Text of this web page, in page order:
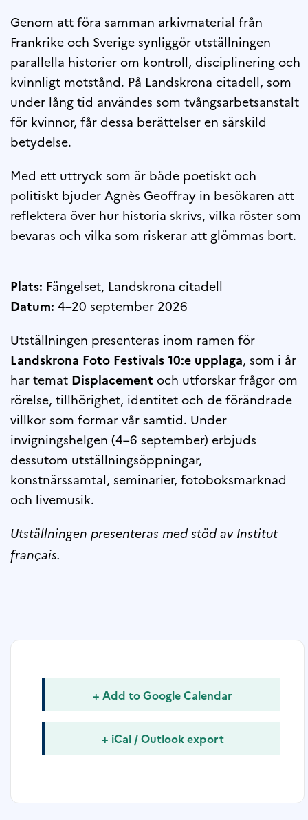
Genom att föra samman arkivmaterial från
Frankrike och Sverige synliggör utställningen
parallella historier om kontroll, disciplinering och
kvinnligt motstånd. På Landskrona citadell, som
under lång tid användes som tvångsarbetsanstalt
för kvinnor, får dessa berättelser en särskild
betydelse.
Med ett uttryck som är både poetiskt och
politiskt bjuder Agnès Geoffray in besökaren att
reflektera över hur historia skrivs, vilka röster som
bevaras och vilka som riskerar att glömmas bort.
Plats: Fängelset, Landskrona citadell
Datum: 4–20 september 2026
Utställningen presenteras inom ramen för
Landskrona Foto Festivals 10:e upplaga, som i år
har temat Displacement och utforskar frågor om
rörelse, tillhörighet, identitet och de förändrade
villkor som formar vår samtid. Under
invigningshelgen (4–6 september) erbjuds
dessutom utställningsöppningar,
konstnärssamtal, seminarier, fotoboksmarknad
och livemusik.
Utställningen presenteras med stöd av Institut
français.
+ Add to Google Calendar
+ iCal / Outlook export